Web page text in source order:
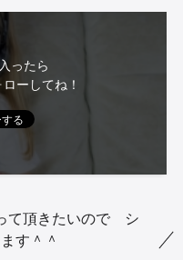
ったら
ーしてね！
て頂きたいので シ
す＾＾